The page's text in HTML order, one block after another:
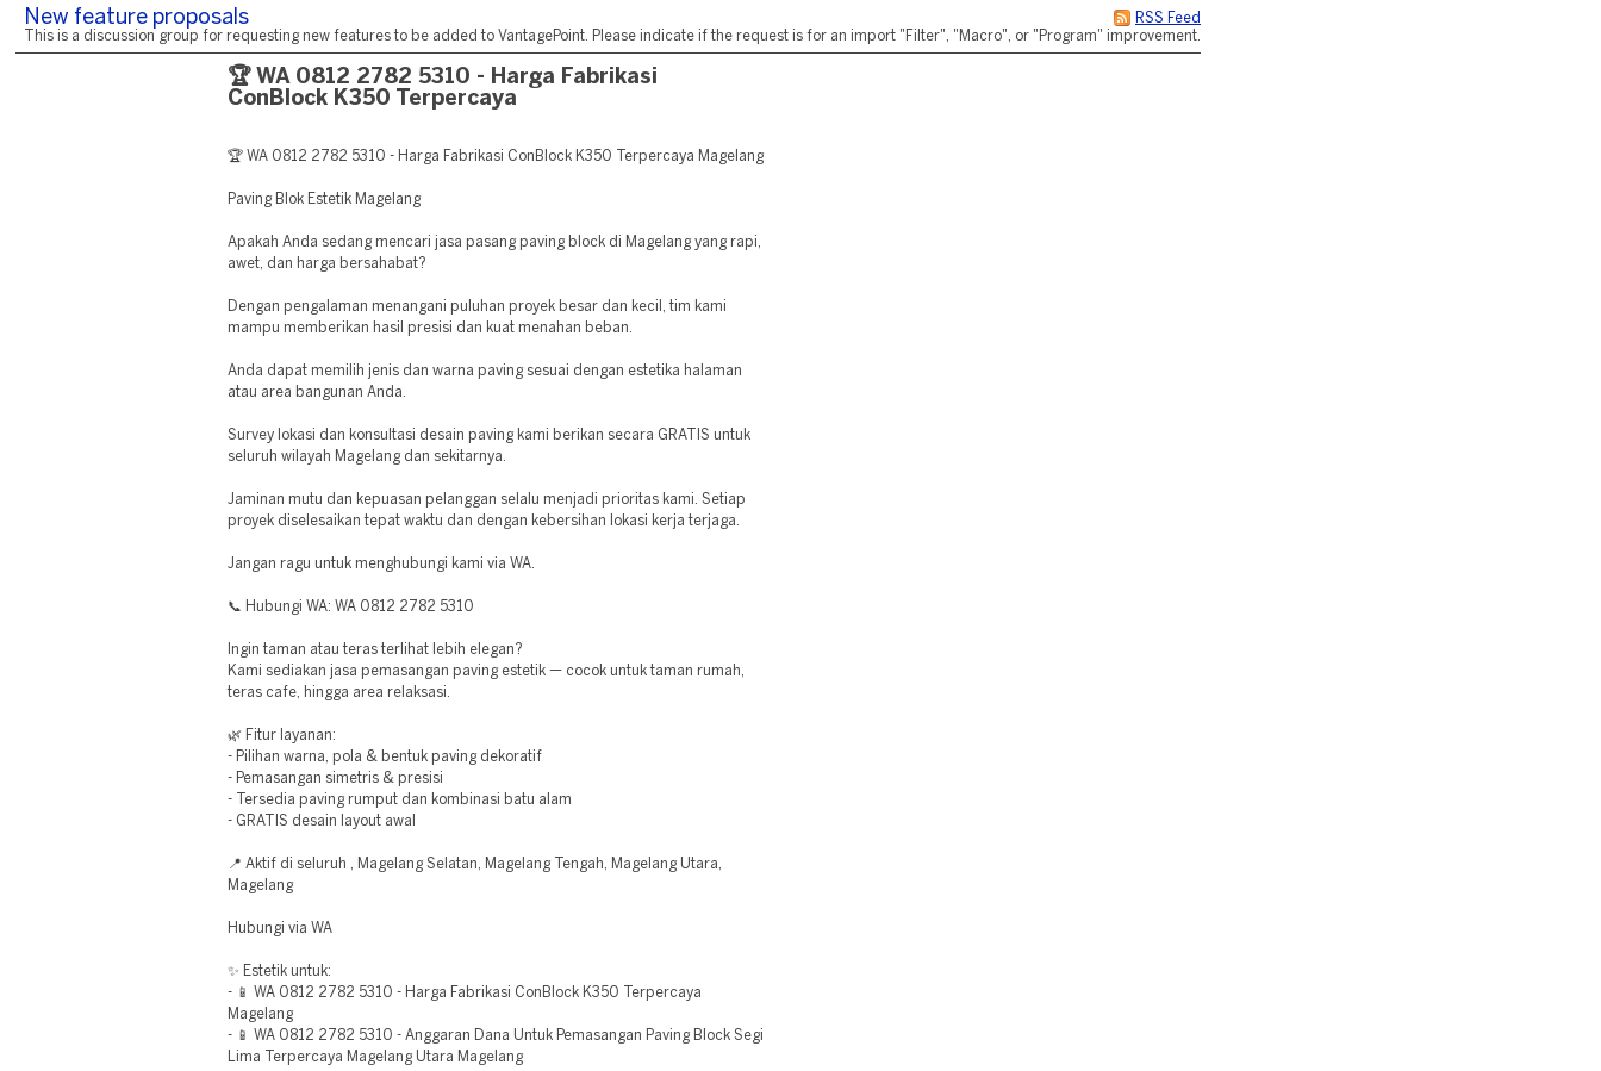
RSS Feed
New feature proposals
This is a discussion group for requesting new features to be added to VantagePoint. Please indicate if the request is for an import "Filter", "Macro", or "Program" improvement.
🏆 WA 0812 2782 5310 - Harga Fabrikasi
ConBlock K350 Terpercaya
🏆 WA 0812 2782 5310 - Harga Fabrikasi ConBlock K350 Terpercaya Magelang
Paving Blok Estetik Magelang
Apakah Anda sedang mencari jasa pasang paving block di Magelang yang rapi,
awet, dan harga bersahabat?
Dengan pengalaman menangani puluhan proyek besar dan kecil, tim kami
mampu memberikan hasil presisi dan kuat menahan beban.
Anda dapat memilih jenis dan warna paving sesuai dengan estetika halaman
atau area bangunan Anda.
Survey lokasi dan konsultasi desain paving kami berikan secara GRATIS untuk
seluruh wilayah Magelang dan sekitarnya.
Jaminan mutu dan kepuasan pelanggan selalu menjadi prioritas kami. Setiap
proyek diselesaikan tepat waktu dan dengan kebersihan lokasi kerja terjaga.
Jangan ragu untuk menghubungi kami via WA.
📞 Hubungi WA: WA 0812 2782 5310
Ingin taman atau teras terlihat lebih elegan?
Kami sediakan jasa pemasangan paving estetik — cocok untuk taman rumah,
teras cafe, hingga area relaksasi.
🌿 Fitur layanan:
- Pilihan warna, pola & bentuk paving dekoratif
- Pemasangan simetris & presisi
- Tersedia paving rumput dan kombinasi batu alam
- GRATIS desain layout awal
📍 Aktif di seluruh , Magelang Selatan, Magelang Tengah, Magelang Utara,
Magelang
Hubungi via WA
✨ Estetik untuk:
- 📱 WA 0812 2782 5310 - Harga Fabrikasi ConBlock K350 Terpercaya
Magelang
- 📱 WA 0812 2782 5310 - Anggaran Dana Untuk Pemasangan Paving Block Segi
Lima Terpercaya Magelang Utara Magelang